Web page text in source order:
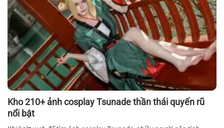
Kho 210+ ảnh cosplay Tsunade thần thái quyến rũ
nổi bật